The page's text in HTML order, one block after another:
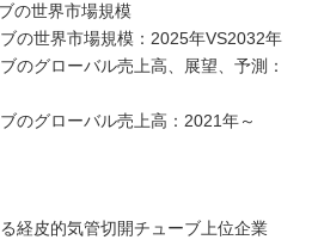
の世界市場規模
の世界市場規模：2025年VS2032年
のグローバル売上高、展望、予測：
のグローバル売上高：2021年～
経皮的気管切開チューブ上位企業